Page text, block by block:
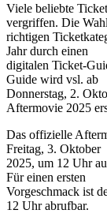
Viele beliebte
vergriffen. Die
richtigen
Jahr durch einen
digitalen Ticket-
Guide wird vsl. ab
Donnerstag, 2.
Aftermovie 2025
Das offizielle
Freitag, 3. Oktober
2025, um 12 Uhr
Für einen ersten
Vorgeschmack ist
12 Uhr abrufbar.